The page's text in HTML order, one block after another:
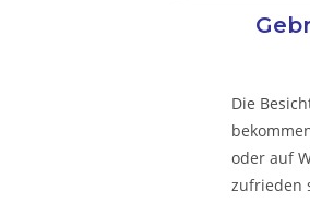
Die
oder auf
zufrieden